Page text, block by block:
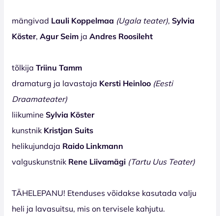
mängivad Lauli Koppelmaa (Ugala teater), Sylvia
Köster, Agur Seim ja Andres Roosileht
tõlkija Triinu Tamm
dramaturg ja lavastaja Kersti Heinloo (Eesti
Draamateater)
liikumine Sylvia Köster
kunstnik Kristjan Suits
helikujundaja Raido Linkmann
valguskunstnik Rene Liivamägi (Tartu Uus Teater)
TÄHELEPANU! Etenduses võidakse kasutada valju
heli ja lavasuitsu, mis on tervisele kahjutu.